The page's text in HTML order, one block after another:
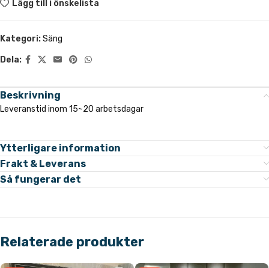
Lägg till i önskelista
Kategori:Säng
Dela:
Beskrivning
Leveranstid inom 15~20 arbetsdagar
Ytterligare information
Frakt & Leverans
Så fungerar det
Relaterade produkter